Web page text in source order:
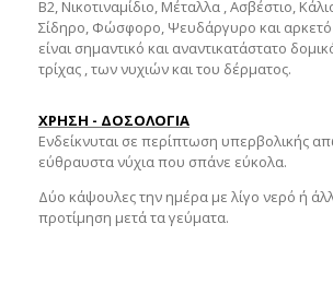
Β2, Νικοτιναμίδιο, Μέταλλα , Ασβέστιο,
Σίδηρο, Φώσφορο, Ψευδάργυρο και αρκετό
είναι σημαντικό και αναντικατάστατο
τρίχας , των νυχιών και του δέρματος.
ΧΡΗΣΗ - ΔΟΣΟΛΟΓΙΑ
Ενδείκνυται σε περίπτωση υπερβολικής
εύθραυστα νύχια που σπάνε εύκολα.
Δύο κάψουλες την ημέρα με λίγο νερό ή
προτίμηση μετά τα γεύματα.